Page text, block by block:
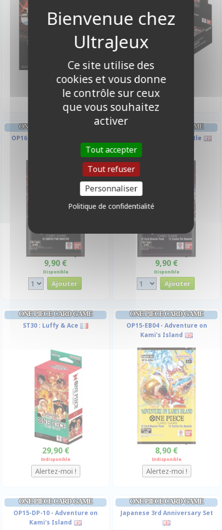
22,90 €
Indisponible
229,90 €
Indisponible
ONE PIECE CARD GAME
OP16 - L'Heure de la Bataille
9,90 €
Disponible
ONE PIECE CARD GAME
OP16 - The Time of Battle
9,90 €
Disponible
ONE PIECE CARD GAME
ST30 : Luffy & Ace
29,90 €
Indisponible
ONE PIECE CARD GAME
OP15-EB04 - Adventure on
Kami's Island
8,90 €
Indisponible
ONE PIECE CARD GAME
OP15-DP-10 - Adventure on
Kami's Island
ONE PIECE CARD GAME
Japanese 3rd Anniversary Set
Ce site utilise des
cookies et vous donne
le contrôle sur ceux
que vous souhaitez
activer
Tout accepter
Tout refuser
Personnaliser
Politique de confidentialité